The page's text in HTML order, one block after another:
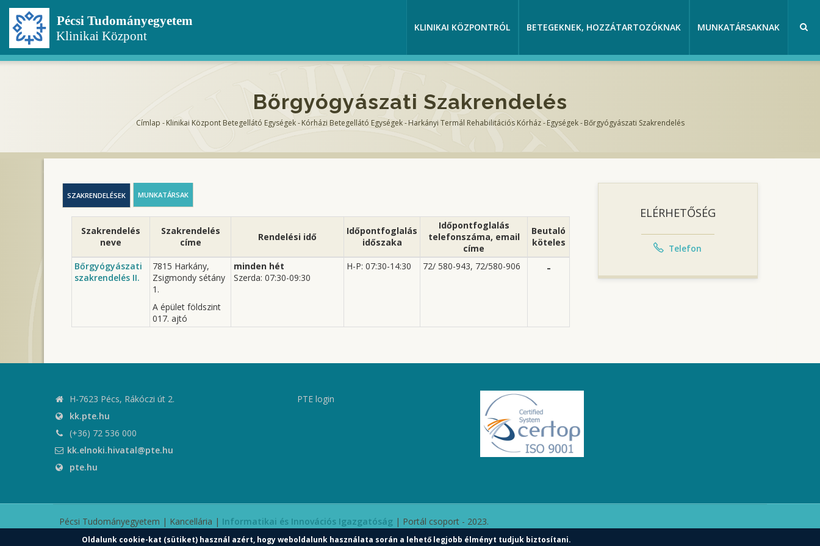
Ugrás
tartalomra
KLINIKAI KÖZPONTRÓL BETEGEKNEK, HOZZÁTARTOZÓKNAK MUNKATÁRSAKNAK
Bőrgyógyászati Szakrendelés
Címlap - Klinikai Központ Betegellátó Egységek - Kórházi Betegellátó Egységek - Harkányi Termál Rehabilitációs Kórház -Egységek - Bőrgyógyászati Szakrendelés
SZAKRENDELÉSEK MUNKATÁRSAK
Szakrendelés
neve
Szakrendelés
címe
Rendelési idő
Időpontfoglalás
időszaka
Időpontfoglalás
telefonszáma, email
címe
Beutaló
köteles
Bőrgyógyászati
szakrendelés II.
7815 Harkány,
Zsigmondy sétány
1.
A épület földszint
017. ajtó
minden hét
Szerda: 07:30-09:30
H-P: 07:30-14:30 72/ 580-943, 72/580-906 -
ELÉRHETŐSÉG
Telefon
H-7623 Pécs, Rákóczi út 2.
kk.pte.hu
(+36) 72 536 000
kk.elnoki.hivatal@pte.hu
pte.hu
PTE login
Pécsi Tudományegyetem | Kancellária | Informatikai és Innovációs Igazgatóság | Portál csoport - 2023.
Oldalunk cookie-kat (sütiket) használ azért, hogy weboldalunk használata során a lehető legjobb élményt tudjuk biztosítani.